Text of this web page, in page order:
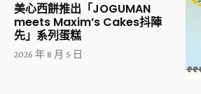
美心西餅推出「JOGUMAN
meets Maxim’s Cakes抖陣
先」系列蛋糕
2026 年 8 月 5 日